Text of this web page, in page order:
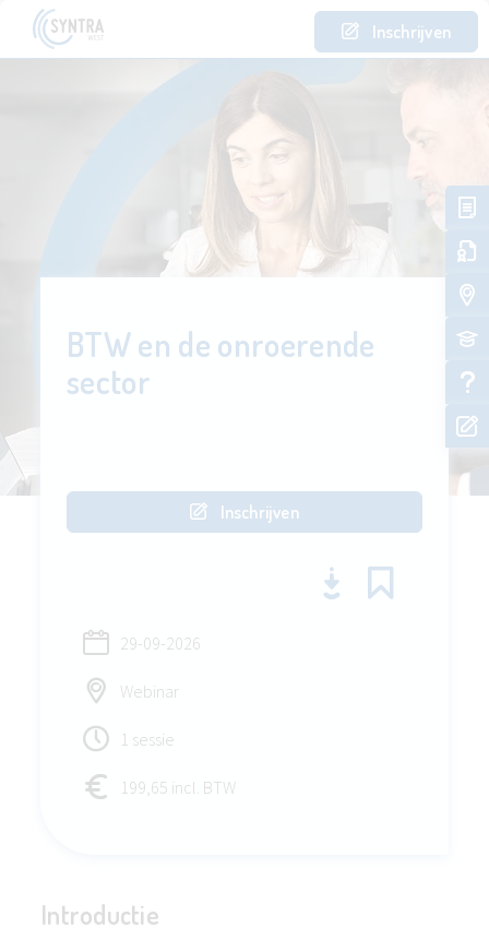
Inschrijven
BTW en de onroerende
sector
Inschrijven
29-09-2026
Webinar
1 sessie
199,65 incl. BTW
Introductie